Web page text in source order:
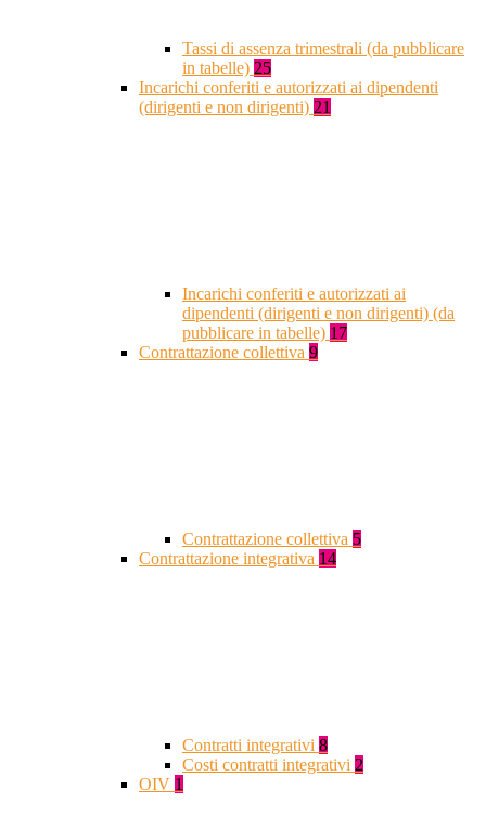
Tassi di assenza trimestrali (da pubblicare
in tabelle) 25
Incarichi conferiti e autorizzati ai dipendenti
(dirigenti e non dirigenti) 21
Incarichi conferiti e autorizzati ai
dipendenti (dirigenti e non dirigenti) (da
pubblicare in tabelle) 17
Contrattazione collettiva 9
Contrattazione collettiva 5
Contrattazione integrativa 14
Contratti integrativi 8
Costi contratti integrativi 2
OIV 1